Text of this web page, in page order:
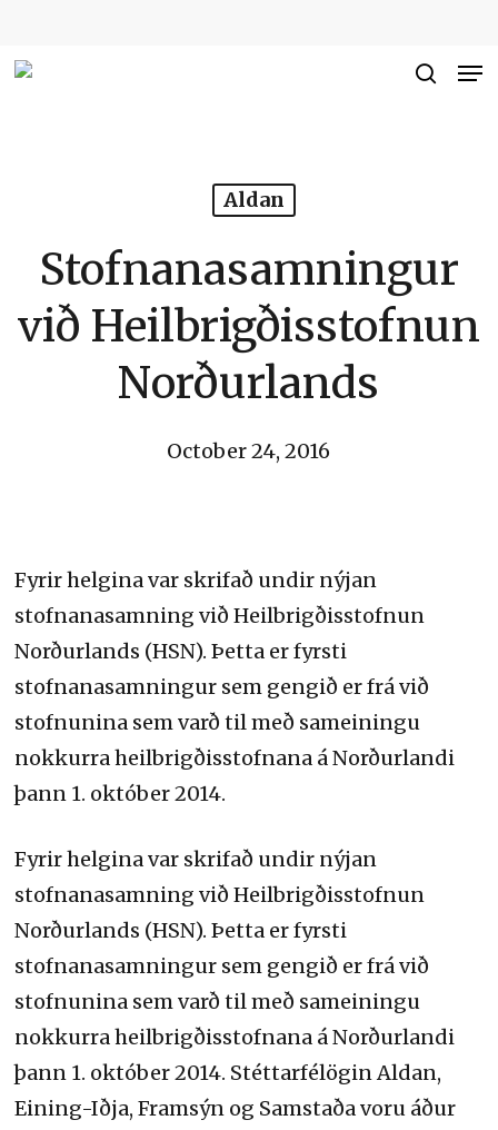
Aldan
Stofnanasamningur
við Heilbrigðisstofnun
Norðurlands
October 24, 2016
Fyrir helgina var skrifað undir nýjan
stofnanasamning við Heilbrigðisstofnun
Norðurlands (HSN). Þetta er fyrsti
stofnanasamningur sem gengið er frá við
stofnunina sem varð til með sameiningu
nokkurra heilbrigðisstofnana á Norðurlandi
þann 1. október 2014.
Fyrir helgina var skrifað undir nýjan
stofnanasamning við Heilbrigðisstofnun
Norðurlands (HSN). Þetta er fyrsti
stofnanasamningur sem gengið er frá við
stofnunina sem varð til með sameiningu
nokkurra heilbrigðisstofnana á Norðurlandi
þann 1. október 2014. Stéttarfélögin Aldan,
Eining-Iðja, Framsýn og Samstaða voru áður
Close